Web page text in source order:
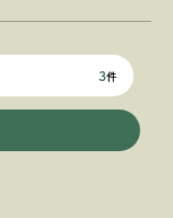
3件